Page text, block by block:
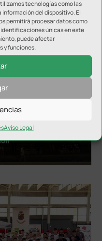
tecnologías como las
del dispositivo. El
permitirá procesar datos como
únicas en este
puede afectar
y funciones.
Aviso Legalcomo